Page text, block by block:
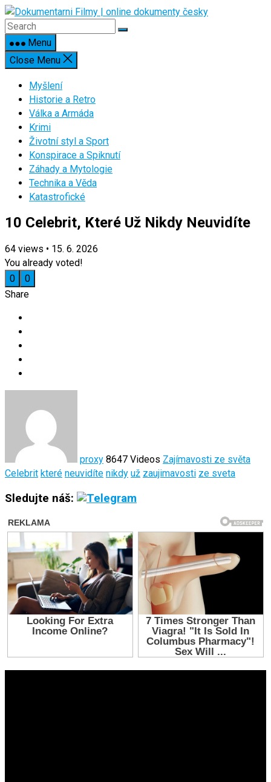
Skip
to
contentMenu
Close Menu
Myšlení
Historie a Retro
Válka a Armáda
Krimi
Životní styl a Sport
Konspirace a Spiknutí
Záhady a Mytologie
Technika a Věda
Katastrofické
10 Celebrit, Které Už Nikdy Neuvidíte
64 views • 15. 6. 2026
You already voted!
0
0
Share
proxy 8647 Videos Zajímavosti ze světa
Celebrit které neuvidíte nikdy už zaujimavosti ze sveta
Sledujte náš: